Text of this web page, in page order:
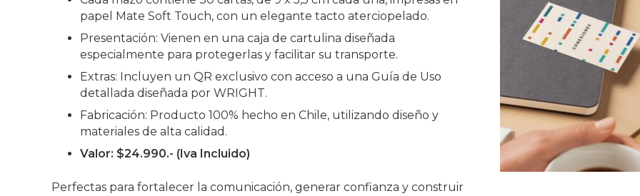
papel Mate Soft Touch, con un elegante tacto aterciopelado.
Presentación: Vienen en una caja de cartulina diseñada
especialmente para protegerlas y facilitar su transporte.
Extras: Incluyen un QR exclusivo con acceso a una Guía de Uso
detallada diseñada por WRIGHT.
Fabricación: Producto 100% hecho en Chile, utilizando diseño y
materiales de alta calidad.
Valor: $24.990.- (Iva Incluido)
Perfectas para fortalecer la comunicación, generar confianza y construir